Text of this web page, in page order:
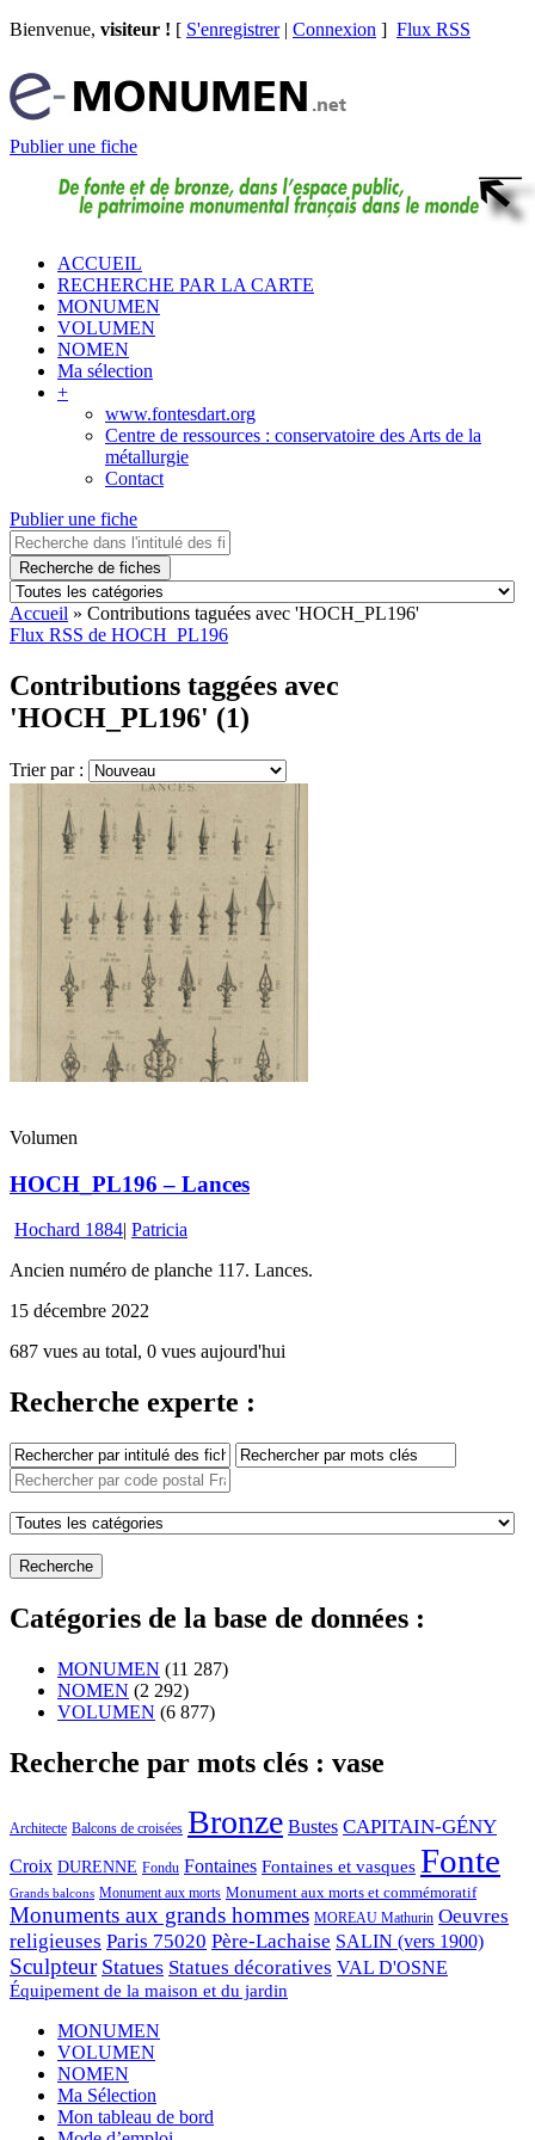
Bienvenue, visiteur ! [ S'enregistrer| Connexion ] Flux RSS
Publier une fiche
ACCUEIL
RECHERCHE PAR LA CARTE
MONUMEN
VOLUMEN
NOMEN
Ma sélection
+
www.fontesdart.org
Centre de ressources : conservatoire des Arts de la
métallurgie
Contact
Publier une fiche
Recherche de fiches
Accueil » Contributions taguées avec 'HOCH_PL196'
Flux RSS de HOCH_PL196
Contributions taggées avec
'HOCH_PL196' (1)
Trier par :
Volumen
HOCH_PL196 – Lances
Hochard 1884| Patricia
Ancien numéro de planche 117. Lances.
15 décembre 2022
687 vues au total, 0 vues aujourd'hui
Recherche experte :
Catégories de la base de données :
MONUMEN (11 287)
NOMEN (2 292)
VOLUMEN (6 877)
Recherche par mots clés : vase
Architecte Balcons de croisées Bronze Bustes CAPITAIN-GÉNY
Croix DURENNE Fondu Fontaines Fontaines et vasques Fonte
Grands balcons Monument aux morts Monument aux morts et commémoratif
Monuments aux grands hommes MOREAU Mathurin Oeuvres
religieuses Paris 75020 Père-Lachaise SALIN (vers 1900)
Sculpteur Statues Statues décoratives VAL D'OSNE
Équipement de la maison et du jardin
MONUMEN
VOLUMEN
NOMEN
Ma Sélection
Mon tableau de bord